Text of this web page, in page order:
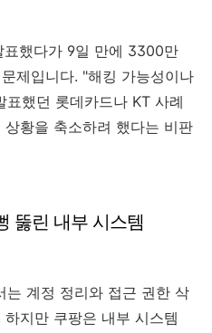
했다가 9일 만에 3300만
제입니다. "해킹 가능성이나
했던 롯데카드나 KT 사례
황을 축소하려 했다는 비판
뚫린 내부 시스템
는 계정 정리와 접근 권한 삭
지만 쿠팡은 내부 시스템